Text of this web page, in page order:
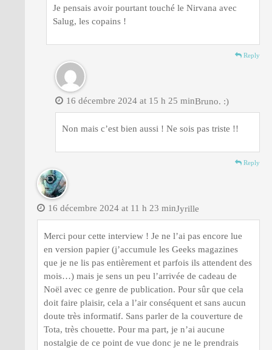
Je pensais avoir pourtant touché le Nirvana avec
Salug, les copains !
Reply
Bruno. :)
16 décembre 2024 at 15 h 25 min
Non mais c’est bien aussi ! Ne sois pas triste !!
Reply
Jyrille
16 décembre 2024 at 11 h 23 min
Merci pour cette interview ! Je ne l’ai pas encore lue
en version papier (j’accumule les Geeks magazines
que je ne lis pas entièrement et parfois ils attendent des
mois…) mais je sens un peu l’arrivée de cadeau de
Noël avec ce genre de publication. Pour sûr que cela
doit faire plaisir, cela a l’air conséquent et sans aucun
doute très informatif. Sans parler de la couverture de
Tota, très chouette. Pour ma part, je n’ai aucune
nostalgie de ce point de vue donc je ne le prendrais